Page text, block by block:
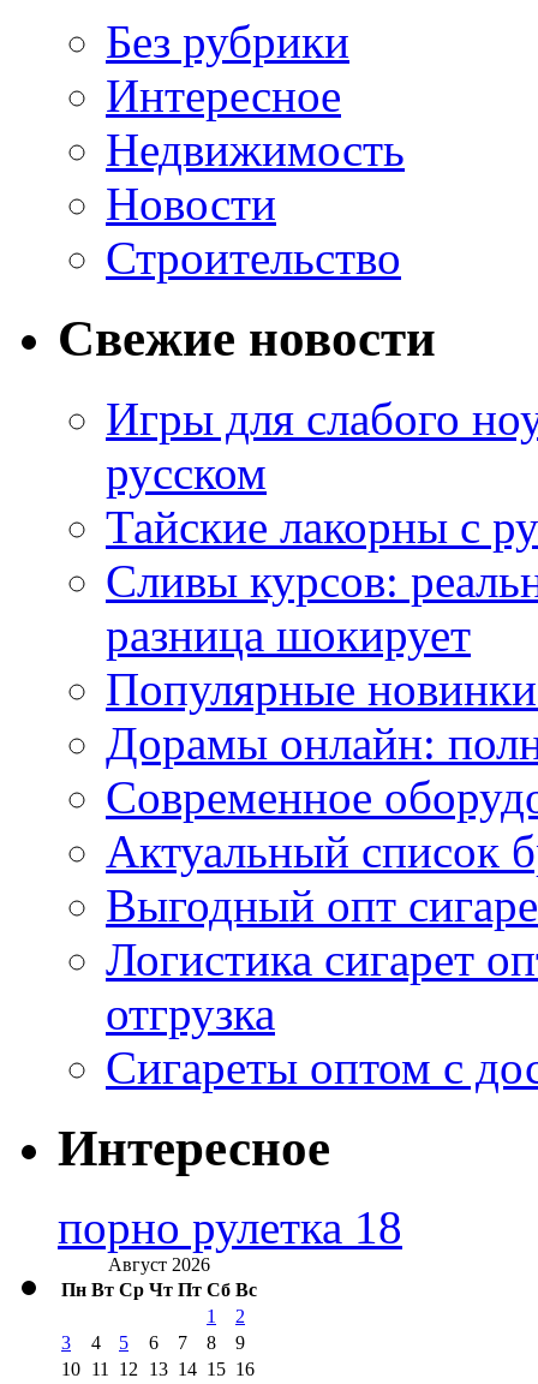
Без рубрики
Интересное
Недвижимость
Новости
Строительство
Свежие новости
Игры для слабого
русском
Тайские лакорны с
Сливы курсов:
разница шокирует
Популярные
Дорамы онлайн:
Современное
Актуальный список
Выгодный опт
Логистика сигарет
отгрузка
Сигареты оптом с
Интересное
порно рулетка 18
Август 2026
Пн Вт Ср Чт Пт Сб Вс
1
2
3
4 5 6 7 8
9
10 11 12 13 14 15 16